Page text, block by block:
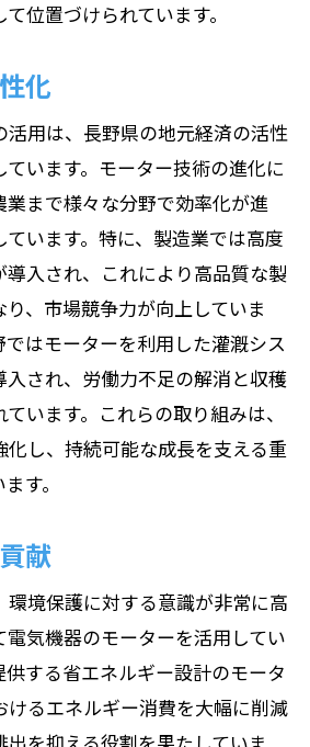
位置づけられています。
化
活用は、長野県の地元経済の活性
います。モーター技術の進化に
業まで様々な分野で効率化が進
います。特に、製造業では高度
導入され、これにより高品質な製
、市場競争力が向上していま
はモーターを利用した灌漑シス
入され、労働力不足の解消と収穫
います。これらの取り組みは、
し、持続可能な成長を支える重
す。
献
環境保護に対する意識が非常に高
電気機器のモーターを活用してい
する省エネルギー設計のモータ
けるエネルギー消費を大幅に削減